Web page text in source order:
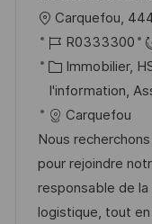
g
e
o
c
i
s
a
t
Carquefou,
R
é
f
é
r
e
n
c
R0333300
C
a
t
é
g
o
r
Immobilier,
I'information,
Carquefou
Nous
pour rejoindre
responsable de
logistique, tout